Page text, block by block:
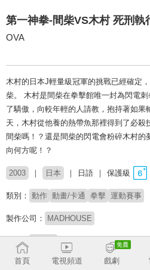
第一神拳-間柴VS木村 死刑執
OVA
木村的日本J輕量級冠軍的挑戰已經確定
柴。 木村是間柴在拳擊館唯一封為閃電
了驕傲，向較年輕的人請教，抱持著如果
天，木村從他養的熱帶魚那裡得到了必
間柴嗎！？還是間柴的閃電會粉碎木村
向何方呢！？
2003 日本 日語 保護級
類別： 動作 動畫/卡通 拳擊 運動賽事
製作公司： MADHOUSE
導演：
配音： 田中正彥 高木涉 藤原啟治
首頁 電視頻道 戲劇